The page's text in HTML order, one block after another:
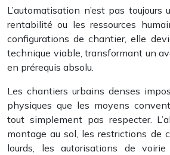
L’automatisation n’est pas
rentabilité ou les ressources
configurations de chantier, elle
technique viable, transformant un
en prérequis absolu.
Les chantiers urbains denses
physiques que les moyens
tout simplement pas respecter.
montage au sol, les restrictions de
lourds, les autorisations de